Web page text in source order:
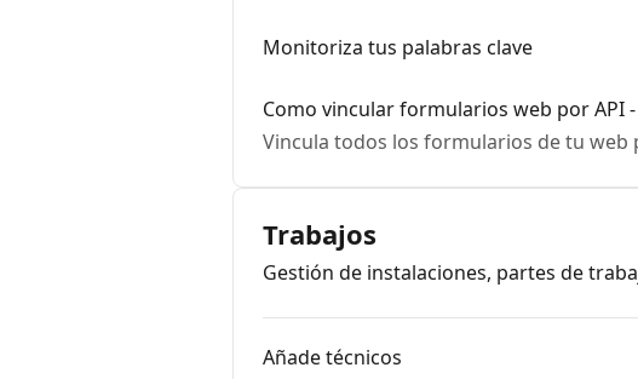
Monitoriza tus palabras clave
Como vincular formularios web por API
Vincula todos los formularios de tu
Trabajos
Gestión de instalaciones, partes de
Añade técnicos